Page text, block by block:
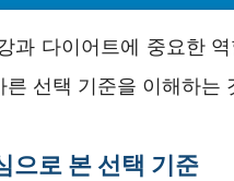
과 다이어트에 중요한
른 선택 기준을 이해하는
으로 본 선택 기준